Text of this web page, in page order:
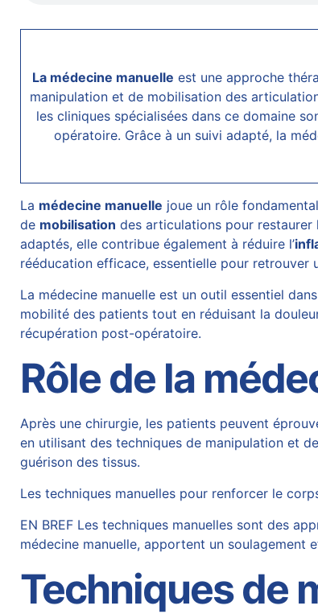
La médecine manuelle est une approche
manipulation et de mobilisation des
les cliniques spécialisées dans ce domaine
opératoire. Grâce à un suivi adapté, la
La médecine manuelle joue un rôle
de mobilisation des articulations pour restaurer
adaptés, elle contribue également à réduire l’
rééducation efficace, essentielle pour
La médecine manuelle est un outil essentiel
mobilité des patients tout en réduisant la
récupération post-opératoire.
Rôle de la
Après une chirurgie, les patients peuvent
en utilisant des techniques de manipulation et
guérison des tissus.
Les techniques manuelles pour renforcer le
EN BREF Les techniques manuelles sont des
médecine manuelle, apportent un
Techniques de